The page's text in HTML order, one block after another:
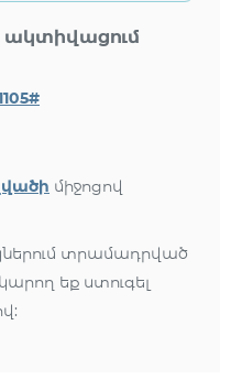
ակտիվացում
միջոցով
տրամադրված
եք ստուգել